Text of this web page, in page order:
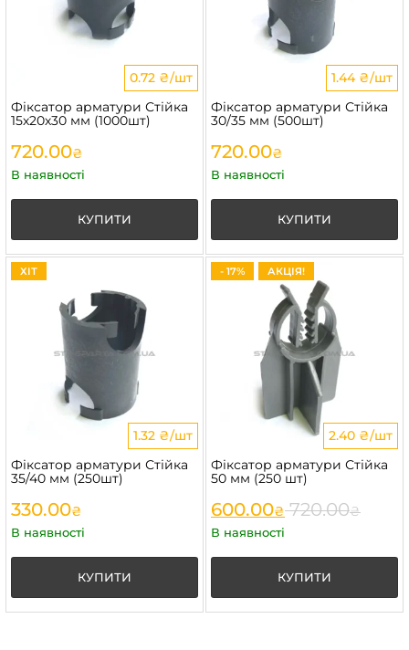
0.72 ₴/шт
Фіксатор арматури Стійка
15х20х30 мм (1000шт)
720.00₴
В наявності
КУПИТИ
1.44 ₴/шт
Фіксатор арматури Стійка
30/35 мм (500шт)
720.00₴
В наявності
КУПИТИ
ХІТ
1.32 ₴/шт
Фіксатор арматури Стійка
35/40 мм (250шт)
330.00₴
В наявності
КУПИТИ
- 17% АКЦІЯ!
2.40 ₴/шт
Фіксатор арматури Стійка
50 мм (250 шт)
600.00₴ 720.00₴
В наявності
КУПИТИ